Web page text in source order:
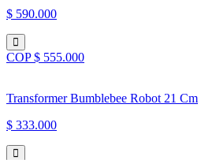
$ 590.000
COP $ 555.000
Transformer Bumblebee Robot 21 Cm
$ 333.000